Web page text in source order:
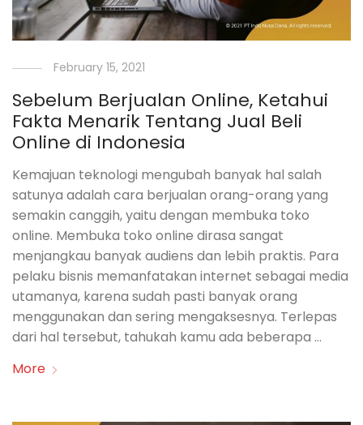
February 15, 2021
Sebelum Berjualan Online, Ketahui
Fakta Menarik Tentang Jual Beli
Online di Indonesia
Kemajuan teknologi mengubah banyak hal salah
satunya adalah cara berjualan orang-orang yang
semakin canggih, yaitu dengan membuka toko
online. Membuka toko online dirasa sangat
menjangkau banyak audiens dan lebih praktis. Para
pelaku bisnis memanfatakan internet sebagai media
utamanya, karena sudah pasti banyak orang
menggunakan dan sering mengaksesnya. Terlepas
dari hal tersebut, tahukah kamu ada beberapa …
More